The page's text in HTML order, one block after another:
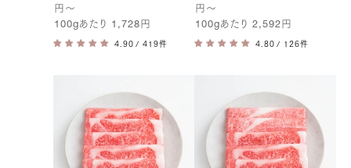
円 〜
100g あたり 1,728 円
/ 419件
円 〜
100g あたり2,592 円
/ 126件